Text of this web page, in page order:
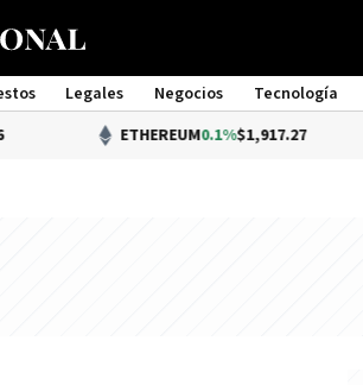
Legales Negocios Tecnología
ETHEREUM0.1%$1,917.27